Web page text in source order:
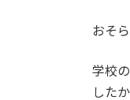
おそ
学校
した